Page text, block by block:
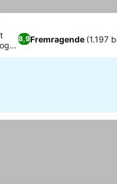
8,9Fremragende (1.197